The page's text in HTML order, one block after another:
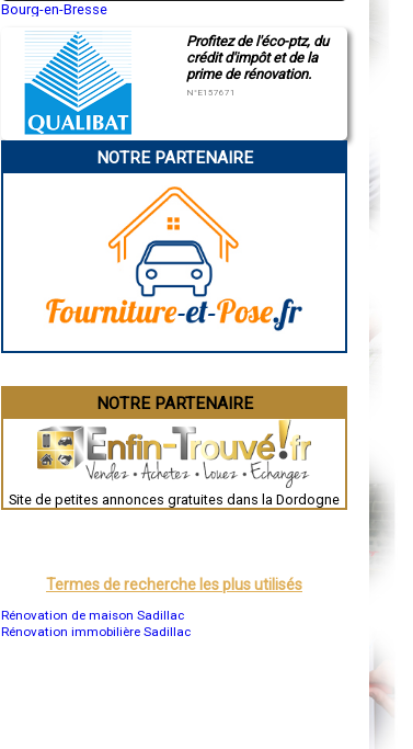
Bourg-en-Bresse
Montluçon
Manosque
Gap
Charleville-Mézières
Pamiers
Narbonne
Brive-la-Gaillarde
Guéret
Besançon
Évreux
Chartres
Nîmes
Auch
Dole
Mont-de-Marsan
Profitez de l'éco-ptz, du
crédit d'impôt et de la
prime de rénovation.
N°E157671
NOTRE PARTENAIRE
NOTRE PARTENAIRE
Site de petites annonces gratuites dans la Dordogne
Termes de recherche les plus utilisés
Rénovation de maison Sadillac
Rénovation immobilière Sadillac